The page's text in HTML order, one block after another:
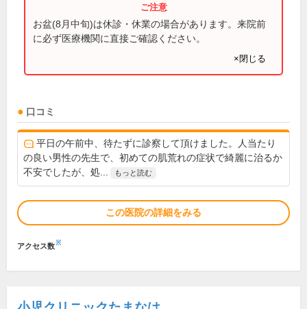
お盆(8月中旬)は休診・休業の場合があります。来院前
に必ず医療機関に直接ご確認ください。
×閉じる
口コミ
平日の午前中、待たずに診察して頂けました。人当たり
の良い男性の先生で、初めての肌荒れの症状で綺麗に治るか
不安でしたが、処...
もっと読む
この医院の詳細をみる
アクセス数※